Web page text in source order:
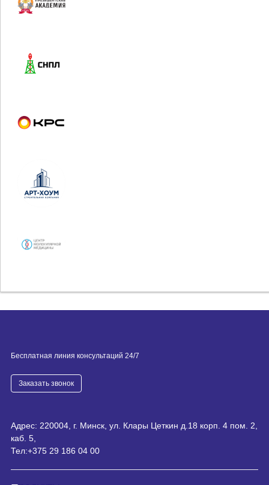
Бесплатная линия консультаций 24/7
Заказать звонок
Адрес: 220004, г. Минск, ул. Клары Цеткин д.18 корп. 4 пом. 2,
каб. 5,
Тел:+375 29 186 04 00